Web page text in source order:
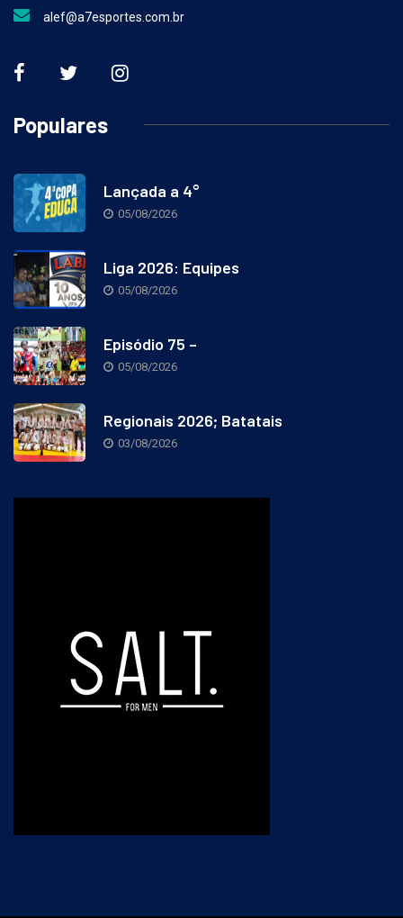
alef@a7esportes.com.br
Populares
Lançada a 4°
05/08/2026
Liga 2026: Equipes
05/08/2026
Episódio 75 –
05/08/2026
Regionais 2026; Batatais
03/08/2026